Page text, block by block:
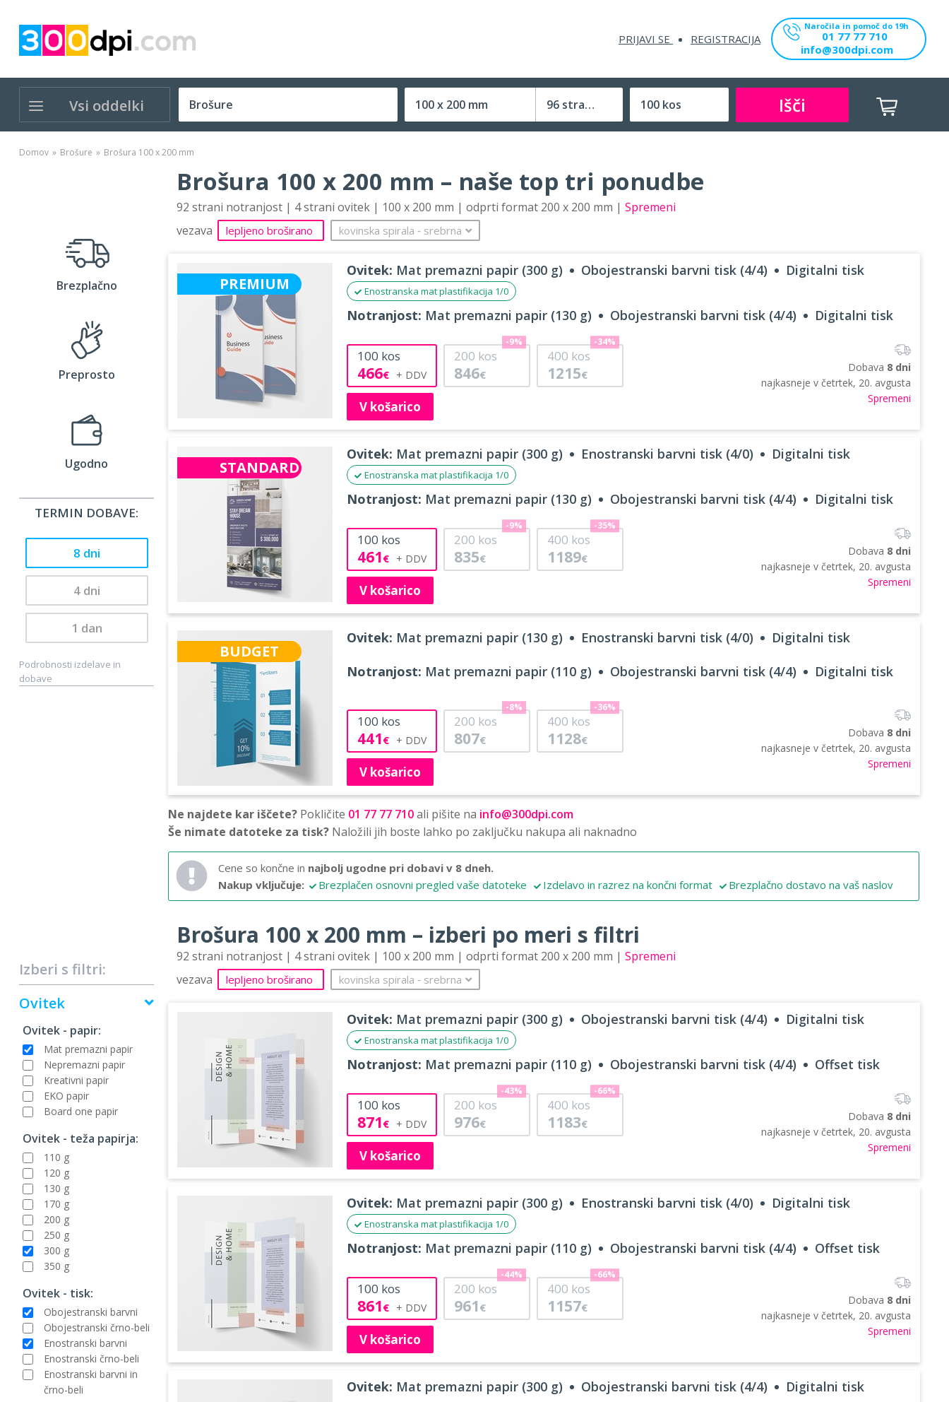
PRIJAVI SE REGISTRACIJA
Naročila in pomoč do 19h
01 77 77 710
info@300dpi.com
Vsi oddelki 100 x 200 mm
Velikost (zaprte) tiskovine
96 strani Išči
Domov Brošure Brošura 100 x 200 mm
Brezplačno
Preprosto
Ugodno
TERMIN DOBAVE:
8 dni
4 dni
1 dan
Podrobnosti izdelave in
dobave
Izberi s filtri:
Ovitek
Ovitek - papir:
Mat premazni papir
Nepremazni papir
Kreativni papir
EKO papir
Board one papir
Ovitek - teža papirja:
110 g
120 g
130 g
170 g
200 g
250 g
300 g
350 g
Ovitek - tisk:
Obojestranski barvni
Obojestranski črno-beli
Enostranski barvni
Enostranski črno-beli
Enostranski barvni in
črno-beli
Brošura 100 x 200 mm – naše top tri ponudbe
92 strani notranjost | 4 strani ovitek | 100 x 200 mm | odprti format 200 x 200 mm | Spremeni
vezava
lepljeno broširano kovinska spirala ‐ srebrna
PREMIUM
Ovitek: Mat premazni papir (300 g) Obojestranski barvni tisk (4/4) Digitalni tisk
Enostranska mat plastifikacija 1/0
Notranjost: Mat premazni papir (130 g) Obojestranski barvni tisk (4/4) Digitalni tisk
100 kos
466€
200 kos
846€
-9%
400 kos
1215€
-34%
V košarico
Dobava 8 dni
najkasneje v četrtek, 20. avgusta
Spremeni
STANDARD
Ovitek: Mat premazni papir (300 g) Enostranski barvni tisk (4/0) Digitalni tisk
Enostranska mat plastifikacija 1/0
Notranjost: Mat premazni papir (130 g) Obojestranski barvni tisk (4/4) Digitalni tisk
100 kos
461€
200 kos
835€
-9%
400 kos
1189€
-35%
V košarico
Dobava 8 dni
najkasneje v četrtek, 20. avgusta
Spremeni
BUDGET
Ovitek: Mat premazni papir (130 g) Enostranski barvni tisk (4/0) Digitalni tisk
Notranjost: Mat premazni papir (110 g) Obojestranski barvni tisk (4/4) Digitalni tisk
100 kos
441€
200 kos
807€
-8%
400 kos
1128€
-36%
V košarico
Dobava 8 dni
najkasneje v četrtek, 20. avgusta
Spremeni
Ne najdete kar iščete? Pokličite 01 77 77 710ali pišite na info@300dpi.com
Še nimate datoteke za tisk? Naložili jih boste lahko po zaključku nakupa ali naknadno
Cene so končne in najbolj ugodne pri dobavi v 8 dneh.
Nakup vključuje:
Brezplačen osnovni pregled vaše datoteke Izdelavo in razrez na končni format Brezplačno dostavo na vaš naslov
Brošura 100 x 200 mm – izberi po meri s filtri
92 strani notranjost | 4 strani ovitek | 100 x 200 mm | odprti format 200 x 200 mm | Spremeni
vezava
lepljeno broširano kovinska spirala ‐ srebrna
Ovitek: Mat premazni papir (300 g) Obojestranski barvni tisk (4/4) Digitalni tisk
Enostranska mat plastifikacija 1/0
Notranjost: Mat premazni papir (110 g) Obojestranski barvni tisk (4/4) Offset tisk
100 kos
871€
200 kos
976€
-43%
400 kos
1183€
-66%
V košarico
Dobava 8 dni
najkasneje v četrtek, 20. avgusta
Spremeni
Ovitek: Mat premazni papir (300 g) Enostranski barvni tisk (4/0) Digitalni tisk
Enostranska mat plastifikacija 1/0
Notranjost: Mat premazni papir (110 g) Obojestranski barvni tisk (4/4) Offset tisk
100 kos
861€
200 kos
961 €
-44%
400 kos
1157€
-66%
V košarico
Dobava 8 dni
najkasneje v četrtek, 20. avgusta
Spremeni
Ovitek: Mat premazni papir (300 g) Obojestranski barvni tisk (4/4) Digitalni tisk